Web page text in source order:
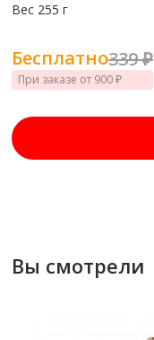
Вес 255 г
339 ₽
Бесплатно
При заказе от 900 ₽
Вы смотрели